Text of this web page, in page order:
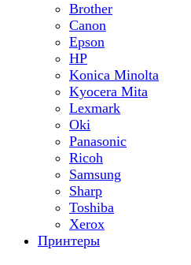
Brother
Canon
Epson
HP
Konica Minolta
Kyocera Mita
Lexmark
Oki
Panasonic
Ricoh
Samsung
Sharp
Toshiba
Xerox
Принтеры